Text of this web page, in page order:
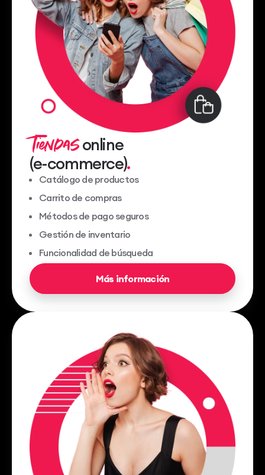
Tiendasonline
(e-commerce)
Catálogo de productos
Carrito de compras
Métodos de pago seguros
Gestión de inventario
Funcionalidad de búsqueda
Más información